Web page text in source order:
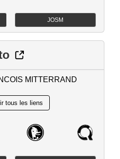
JOSM
MITTERRAND